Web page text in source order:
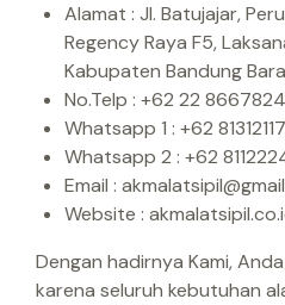
Alamat : Jl. Batujajar,
Regency Raya F5,
Kabupaten Bandung
No.Telp : +62 22
Whatsapp 1 : +62
Whatsapp 2 : +62
Email :
Website :
Dengan hadirnya Kami,
karena seluruh kebutuhan